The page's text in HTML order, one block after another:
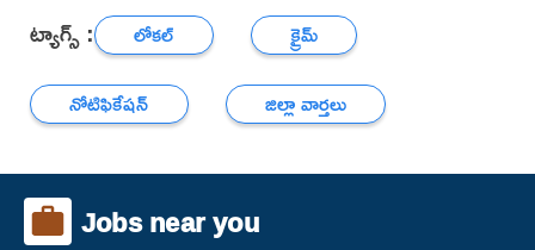
ట్యాగ్స్ : లోకల్
క్రైమ్
నోటిఫికేషన్
జిల్లా వార్తలు
Jobs near you